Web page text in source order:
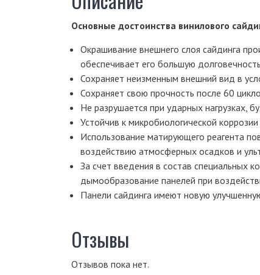
Основные достоинства винилового
Окрашивание внешнего слоя сайдинга
обеспечивает его большую
Сохраняет неизменным внешний вид в
Сохраняет свою прочность после 60
Не разрушается при ударных нагрузках,
Устойчив к микробиологической коррозии
Использование матирующего реагента
воздействию атмосферных осадков и
За счет введения в состав специальных
дымообразование панелей при
Панели сайдинга имеют новую
Отзывы
Отзывов пока нет.